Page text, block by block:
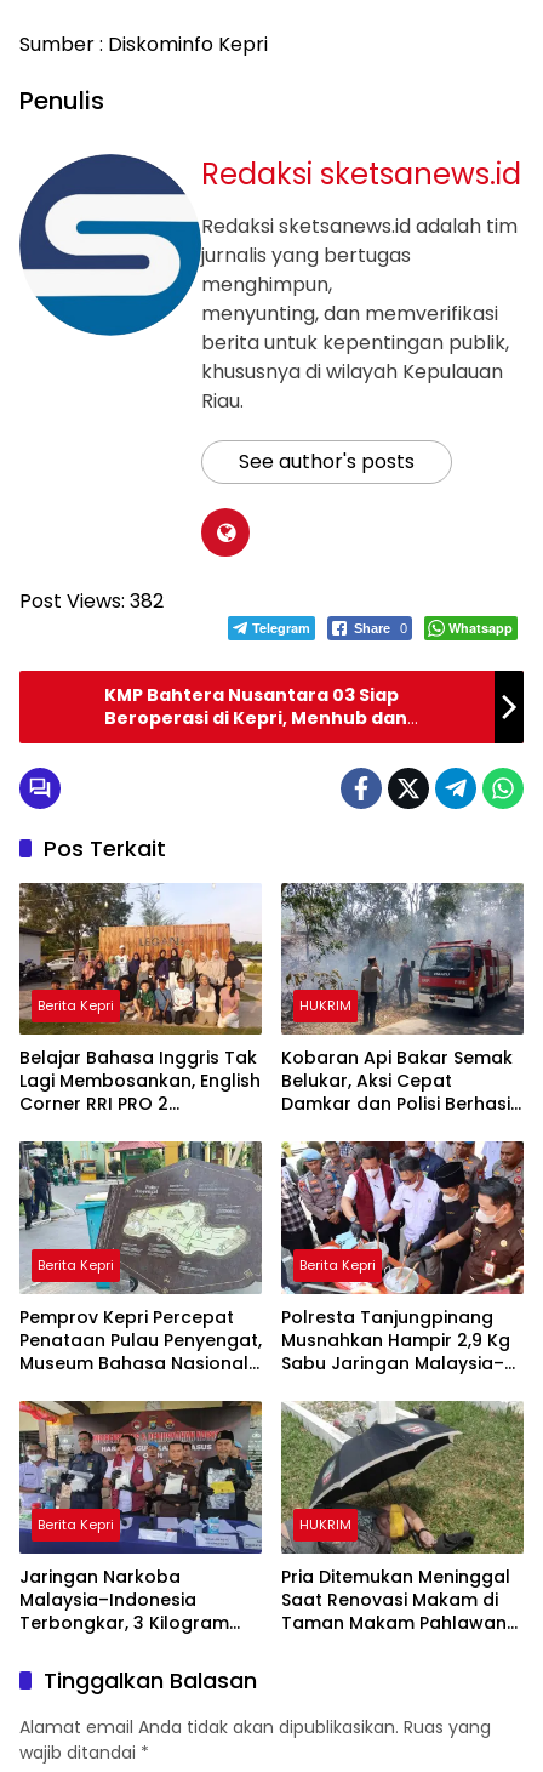
Sumber : Diskominfo Kepri
Penulis
Redaksi sketsanews.id
Redaksi sketsanews.id adalah tim
jurnalis yang bertugas
menghimpun,
menyunting, dan memverifikasi
berita untuk kepentingan publik,
khususnya di wilayah Kepulauan
Riau.
See author's posts
Post Views: 382
Telegram Share 0 Whatsapp
KMP Bahtera Nusantara 03 Siap
Beroperasi di Kepri, Menhub dan
Gubernur Soft Launching
Pos Terkait
Berita Kepri
Belajar Bahasa Inggris Tak
Lagi Membosankan, English
Corner RRI PRO 2
Suasana Interaktif
HUKRIM
Kobaran Api Bakar Semak
Belukar, Aksi Cepat
Damkar dan Polisi Berhasil
Berita Kepri
Pemprov Kepri Percepat
Penataan Pulau Penyengat,
Museum Bahasa Nasional
Berita Kepri
Polresta Tanjungpinang
Musnahkan Hampir 2,9 Kg
Sabu Jaringan Malaysia–
Ribuan Jiwa
Berita Kepri
Jaringan Narkoba
Malaysia–Indonesia
Terbongkar, 3 Kilogram
Lewat Tanjungpinang
HUKRIM
Pria Ditemukan Meninggal
Saat Renovasi Makam di
Taman Makam Pahlawan
Tinggalkan Balasan
Alamat email Anda tidak akan dipublikasikan. Ruas yang
wajib ditandai *